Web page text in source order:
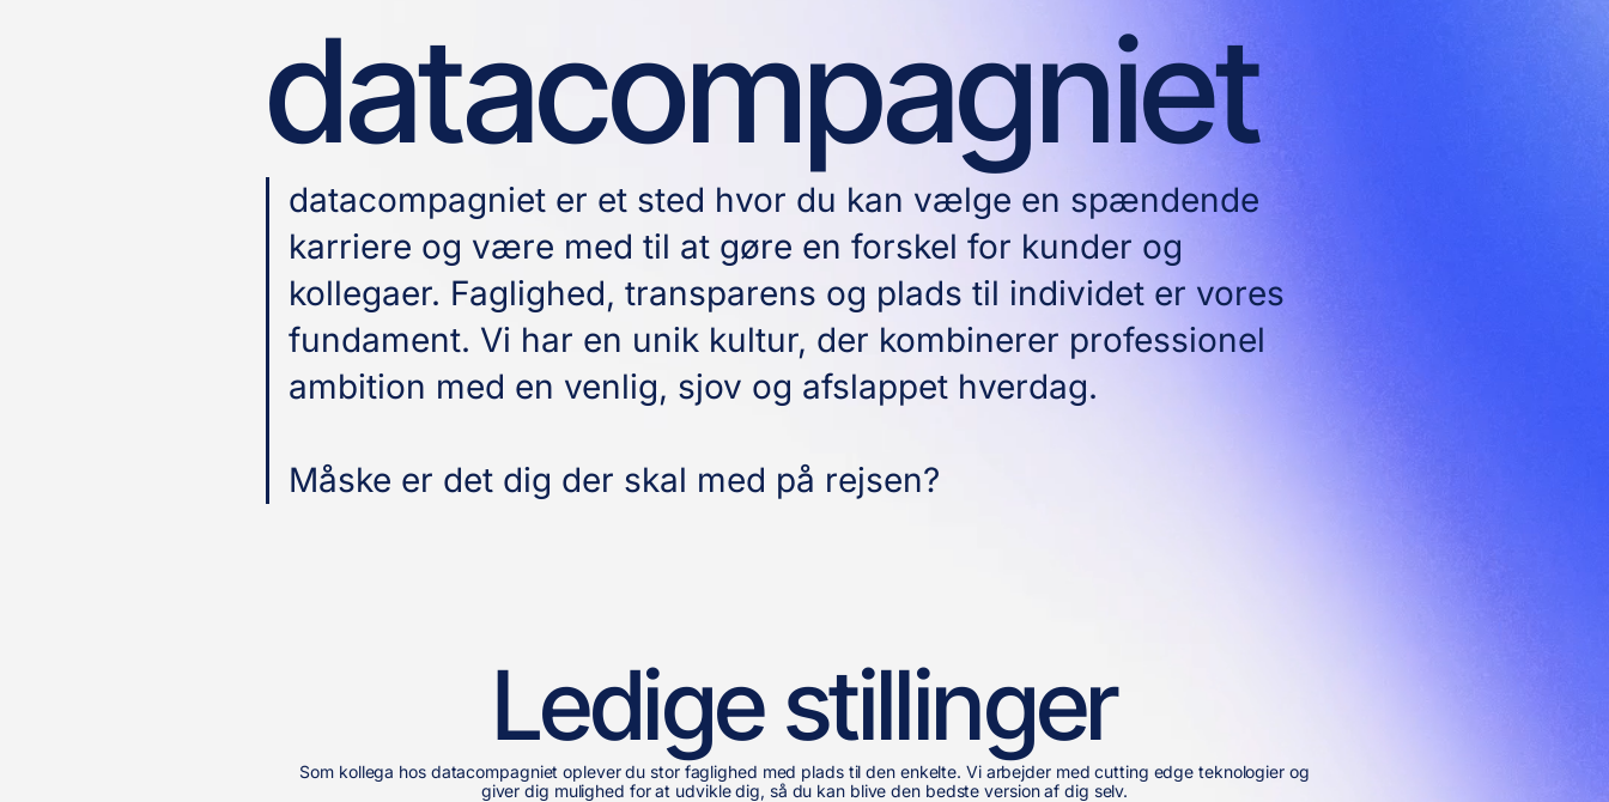
datacompagniet
datacompagniet er et sted hvor du kan vælge en spændende
karriere og være med til at gøre en forskel for kunder og
kollegaer. Faglighed, transparens og plads til individet er vores
fundament. Vi har en unik kultur, der kombinerer professionel
ambition med en venlig, sjov og afslappet hverdag.
Måske er det dig der skal med på rejsen?
Ledige stillinger
Som kollega hos datacompagniet oplever du stor faglighed med plads til den enkelte. Vi arbejder med cutting edge teknologier og
giver dig mulighed for at udvikle dig, så du kan blive den bedste version af dig selv.